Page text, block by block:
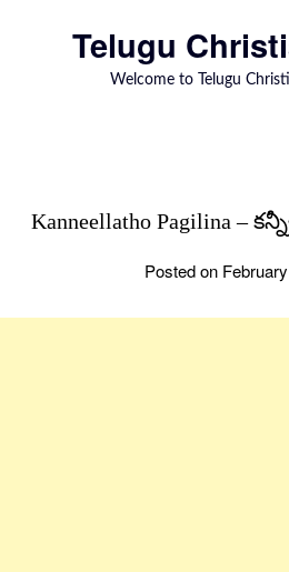
Telugu
Welcome to Telugu
Kanneellatho Pagilina –
Posted on